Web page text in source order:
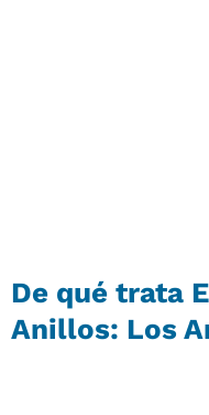
De qué trata
Anillos: Los